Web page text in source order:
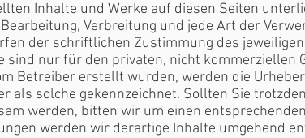
Inhalte und Werke auf diesen Seiten
Verbreitung und jede Art der
der schriftlichen Zustimmung des
sind nur für den privaten, nicht kommerziellen
Betreiber erstellt wurden, werden die
als solche gekennzeichnet. Sollten Sie
werden, bitten wir um einen
werden wir derartige Inhalte umgehend